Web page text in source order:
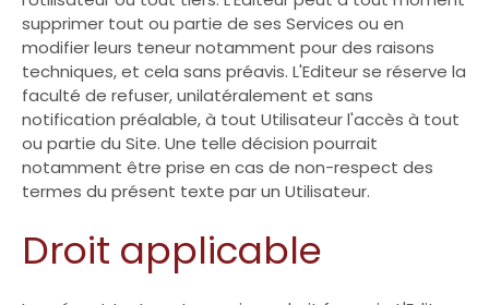
supprimer tout ou partie de ses Services ou en
modifier leurs teneur notamment pour des raisons
techniques, et cela sans préavis. L'Editeur se réserve la
faculté de refuser, unilatéralement et sans
notification préalable, à tout Utilisateur l'accès à tout
ou partie du Site. Une telle décision pourrait
notamment être prise en cas de non-respect des
termes du présent texte par un Utilisateur.
Droit applicable